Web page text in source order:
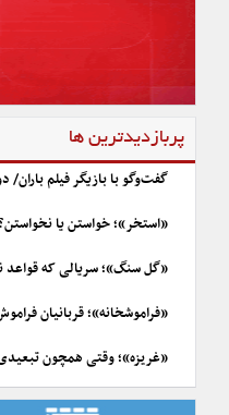
پربازدیدترین ها
گفت‌وگو با بازیگر فیلم
«استخر»؛ خواستن یا
«گل سنگ»؛ سریالی که قواعد
«فراموشخانه»؛ قربانیان
«غریزه»؛ وقتی همچون